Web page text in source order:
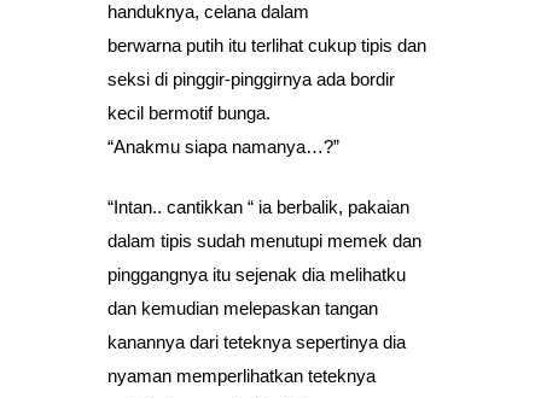
handuknya, celana dalam
berwarna putih itu terlihat cukup tipis dan
seksi di pinggir-pinggirnya ada bordir
kecil bermotif bunga.
“Anakmu siapa namanya…?”
“Intan.. cantikkan “ ia berbalik, pakaian
dalam tipis sudah menutupi memek dan
pinggangnya itu sejenak dia melihatku
dan kemudian melepaskan tangan
kanannya dari teteknya sepertinya dia
nyaman memperlihatkan teteknya